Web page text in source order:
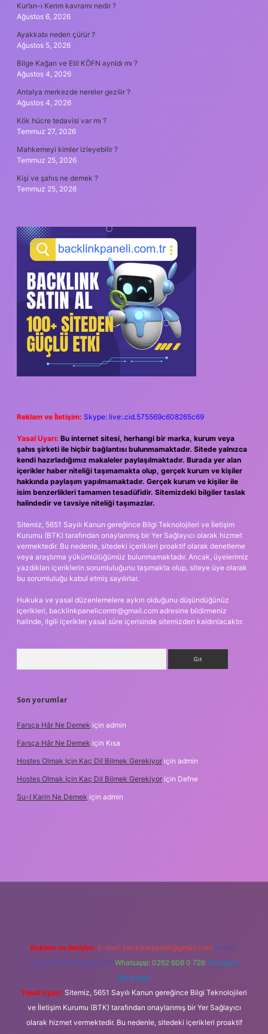
Kur’an-ı Kerim kavramı nedir ?
Ağustos 6, 2026
Ayakkabı neden çürür ?
Ağustos 5, 2026
Bilge Kağan ve Etil KÖFN ayrıldı mı ?
Ağustos 4, 2026
Antalya merkezde nereler gezilir ?
Ağustos 4, 2026
Kök hücre tedavisi var mı ?
Temmuz 27, 2026
Mahkemeyi kimler izleyebilir ?
Temmuz 25, 2026
Kişi ve şahıs ne demek ?
Temmuz 25, 2026
Reklam ve İletişim: Skype: live:.cid.575569c608265c69
Yasal Uyarı: Bu internet sitesi, herhangi bir marka, kurum veya
şahıs şirketi ile hiçbir bağlantısı bulunmamaktadır. Sitede yalnızca
kendi hazırladığımız makaleler paylaşılmaktadır. Burada yer alan
içerikler haber niteliği taşımamakta olup, gerçek kurum ve kişiler
hakkında paylaşım yapılmamaktadır. Gerçek kurum ve kişiler ile
isim benzerlikleri tamamen tesadüfidir. Sitemizdeki bilgiler taslak
halindedir ve tavsiye niteliği taşımazlar.
Sitemiz, 5651 Sayılı Kanun gereğince Bilgi Teknolojileri ve İletişim
Kurumu (BTK) tarafından onaylanmış bir Yer Sağlayıcı olarak hizmet
vermektedir. Bu nedenle, sitedeki içerikleri proaktif olarak denetleme
veya araştırma yükümlülüğümüz bulunmamaktadır. Ancak, üyelerimiz
yazdıkları içeriklerin sorumluluğunu taşımakta olup, siteye üye olarak
bu sorumluluğu kabul etmiş sayılırlar.
Hukuka ve yasal düzenlemelere aykırı olduğunu düşündüğünüz
içerikleri, backlinkpanelicomtr@gmail.com adresine bildirmeniz
halinde, ilgili içerikler yasal süre içerisinde sitemizden kaldırılacaktır.
Son yorumlar
Farsça Hâr Ne Demek için admin
Farsça Hâr Ne Demek için Kısa
Hostes Olmak Için Kaç Dil Bilmek Gerekiyor için admin
Hostes Olmak Için Kaç Dil Bilmek Gerekiyor için Defne
Su-I Karin Ne Demek için admin
Reklam ve İletişim: E-mail: backlinkpaneli@gmail.com Teams:
forumhizmeti@gmail.com Whatsapp: 0262 606 0 726 Telegram:
@karabul
Yasal Uyarı: Sitemiz, 5651 Sayılı Kanun gereğince Bilgi Teknolojileri
ve İletişim Kurumu (BTK) tarafından onaylanmış bir Yer Sağlayıcı
olarak hizmet vermektedir. Bu nedenle, sitedeki içerikleri proaktif